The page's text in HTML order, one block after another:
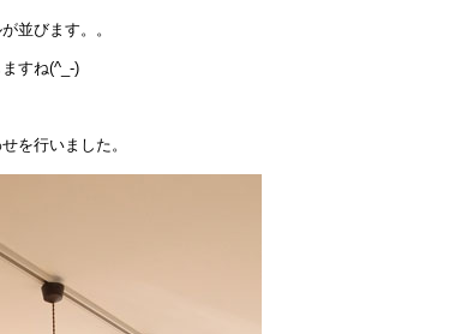
並びます。。
すね(^_-)
を行いました。